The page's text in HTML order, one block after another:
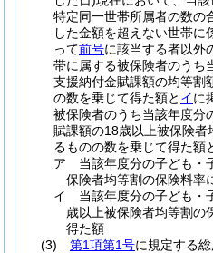
特定同一世帯所属者の数の
した金額を超えない世帯に
って前号に該当する者以外
帯に属する被保険者のうち
支援納付金賦課額の均等割
の数を乗じて得た額と イに
被保険者のうち当該年度分
賦課額の18歳以上被保険
るものの数を乗じて得た額
ア
当該年度分の子ども・
保険者均等割の保険料率
イ
当該年度分の子ども・
歳以上被保険者均等割の
得た額
(3)
第1項第1号に規定する